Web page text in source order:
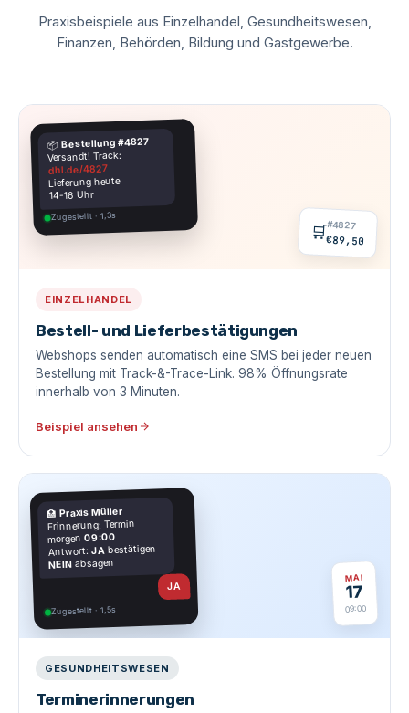
Praxisbeispiele aus Einzelhandel, Gesundheitswesen,
Finanzen, Behörden, Bildung und Gastgewerbe.
📦 Bestellung #4827
Versandt! Track:
dhl.de/4827
Lieferung heute
14-16 Uhr
Zugestellt · 1,3s
🛒#4827
€89,50
EINZELHANDEL
Bestell- und Lieferbestätigungen
Webshops senden automatisch eine SMS bei jeder neuen
Bestellung mit Track-&-Trace-Link. 98% Öffnungsrate
innerhalb von 3 Minuten.
Beispiel ansehen
🏥Praxis Müller
Erinnerung: Termin
morgen09:00
Antwort: JA bestätigen
NEINabsagen
JA
Zugestellt · 1,5s
MAI
17
09:00
GESUNDHEITSWESEN
Terminerinnerungen